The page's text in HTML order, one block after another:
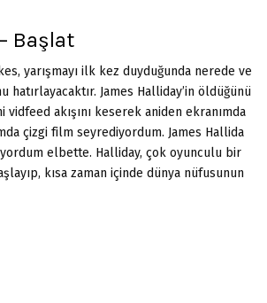
Başlat
yarışmayı ilk kez duyduğunda nerede ve
hatırlayacaktır. James Halliday’in öldüğünü
akışını keserek aniden ekranımda
çizgi film seyrediyordum. James Hallida
elbette. Halliday, çok oyunculu bir
kısa zaman içinde dünya nüfusunun